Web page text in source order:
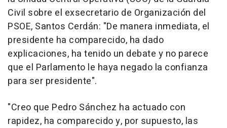
Civil sobre el exsecretario de Organización del
PSOE, Santos Cerdán: "De manera inmediata, el
presidente ha comparecido, ha dado
explicaciones, ha tenido un debate y no parece
que el Parlamento le haya negado la confianza
para ser presidente".
"Creo que Pedro Sánchez ha actuado con
rapidez, ha comparecido y, por supuesto, las